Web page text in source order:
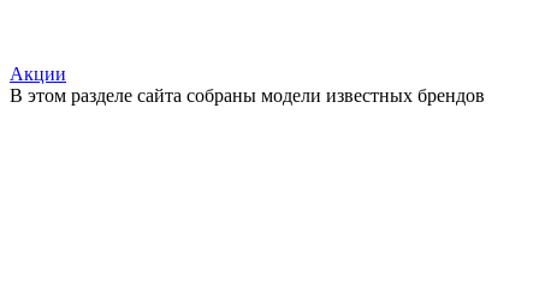
Акции
В этом разделе сайта собраны модели известных брендов